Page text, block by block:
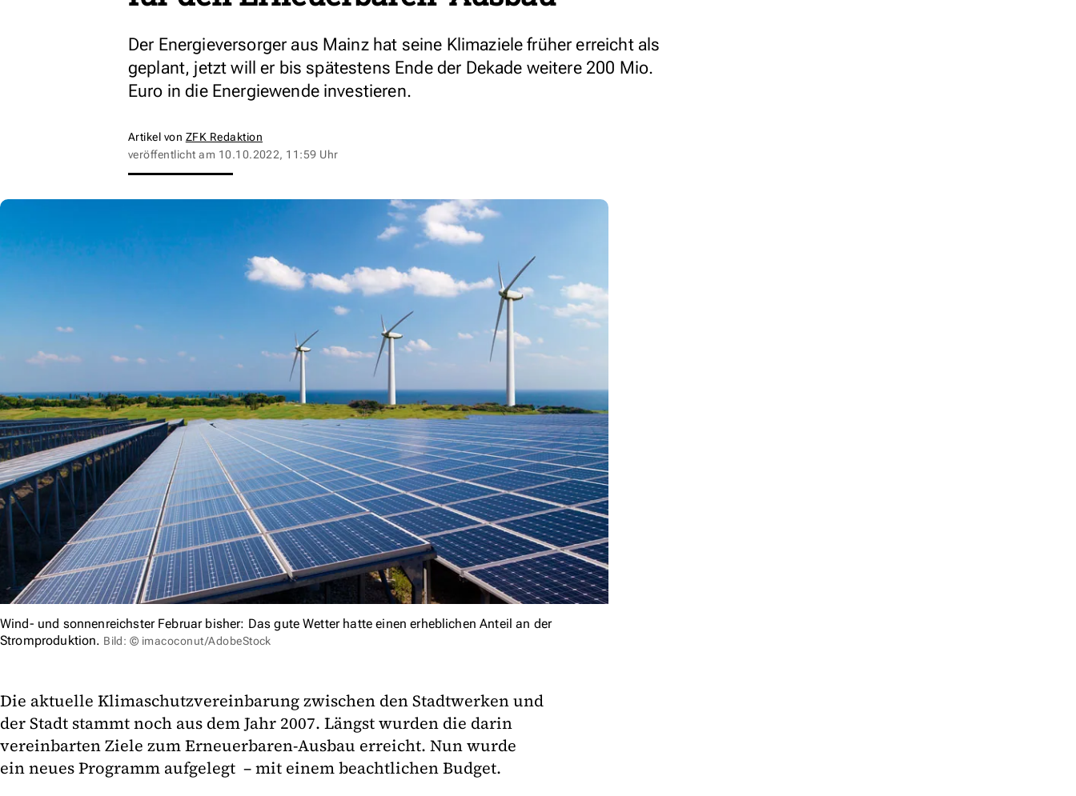
Der Energieversorger aus Mainz hat seine Klimaziele früher erreicht als
geplant, jetzt will er bis spätestens Ende der Dekade weitere 200 Mio.
Euro in die Energiewende investieren.
Artikel von ZFK Redaktion
veröffentlicht am 10.10.2022, 11:59 Uhr
Wind- und sonnenreichster Februar bisher: Das gute Wetter hatte einen erheblichen Anteil an der
Stromproduktion. Bild: © imacoconut/AdobeStock
Die aktuelle Klimaschutzvereinbarung zwischen den Stadtwerken und
der Stadt stammt noch aus dem Jahr 2007. Längst wurden die darin
vereinbarten Ziele zum Erneuerbaren-Ausbau erreicht. Nun wurde
ein neues Programm aufgelegt – mit einem beachtlichen Budget.